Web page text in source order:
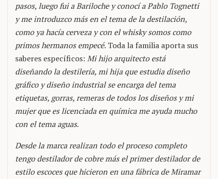
pasos, luego fui a Bariloche y conocí a Pablo Tognetti
y me introduzco más en el tema de la destilación,
como ya hacía cerveza y con el whisky somos como
primos hermanos empecé. Toda la familia aporta sus
saberes específicos: Mi hijo arquitecto está
diseñando la destilería, mi hija que estudia diseño
gráfico y diseño industrial se encarga del tema
etiquetas, gorras, remeras de todos los diseños y mi
mujer que es licenciada en química me ayuda mucho
con el tema aguas.
Desde la marca realizan todo el proceso completo
tengo destilador de cobre más el primer destilador de
estilo escoces que hicieron en una fábrica de Miramar